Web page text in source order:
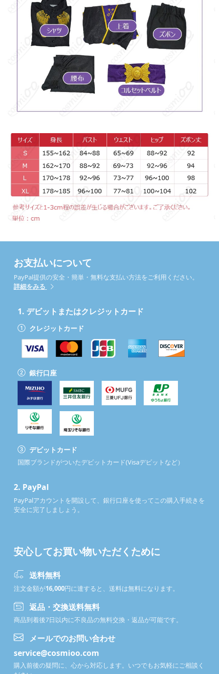
お支払いについて
PayPal提供の安全・簡単・無料な支払い方法をご利用ください。
詳細をみる
1. デビットまたはクレジットカード
クレジットカード
銀行口座
デビットカード
国際ブランドがついたデビットカード(Visaデビットなど）
2. PayPal
PayPalアカウントを開設して、銀行口座を使ってこの購入手続きを
安全に完了しましょう。
安心してお買い物いただくために
送料無料
注文金額が16,000円に達すると、送料は無料になります。
返品・交換送料無料
商品到着後7日以内に不良品の無料交換・返品が可能です。
メールでのお問い合わせ
service@cosmioo.com
購入前後の疑問に、心から対応します。いつでもお気軽にご相談く